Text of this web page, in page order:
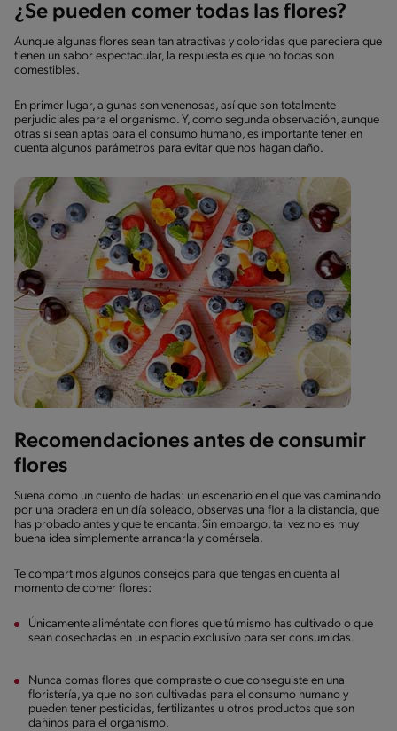
¿Se pueden comer todas las flores?
Aunque algunas flores sean tan atractivas y coloridas que pareciera que
tienen un sabor espectacular, la respuesta es que no todas son
comestibles.
En primer lugar, algunas son venenosas, así que son totalmente
perjudiciales para el organismo. Y, como segunda observación, aunque
otras sí sean aptas para el consumo humano, es importante tener en
cuenta algunos parámetros para evitar que nos hagan daño.
Recomendaciones antes de consumir
flores
Suena como un cuento de hadas: un escenario en el que vas caminando
por una pradera en un día soleado, observas una flor a la distancia, que
has probado antes y que te encanta. Sin embargo, tal vez no es muy
buena idea simplemente arrancarla y comérsela.
Te compartimos algunos consejos para que tengas en cuenta al
momento de comer flores:
Únicamente aliméntate con flores que tú mismo has cultivado o que
sean cosechadas en un espacio exclusivo para ser consumidas.
Nunca comas flores que compraste o que conseguiste en una
floristería, ya que no son cultivadas para el consumo humano y
pueden tener pesticidas, fertilizantes u otros productos que son
dañinos para el organismo.